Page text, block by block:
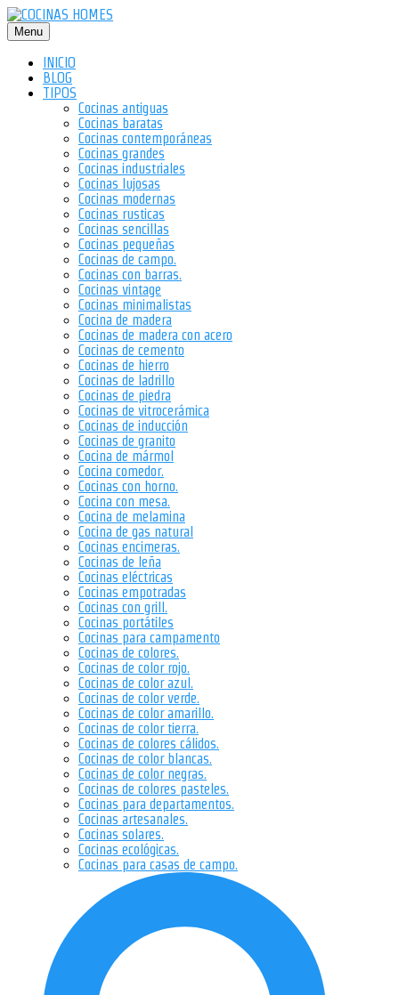
Saltar
al
contenido
Menu
INICIO
BLOG
TIPOS
Cocinas antiguas
Cocinas baratas
Cocinas contemporáneas
Cocinas grandes
Cocinas industriales
Cocinas lujosas
Cocinas modernas
Cocinas rusticas
Cocinas sencillas
Cocinas pequeñas
Cocinas de campo.
Cocinas con barras.
Cocinas vintage
Cocinas minimalistas
Cocina de madera
Cocinas de madera con acero
Cocinas de cemento
Cocinas de hierro
Cocinas de ladrillo
Cocinas de piedra
Cocinas de vitrocerámica
Cocinas de inducción
Cocinas de granito
Cocina de mármol
Cocina comedor.
Cocinas con horno.
Cocina con mesa.
Cocina de melamina
Cocina de gas natural
Cocinas encimeras.
Cocinas de leña
Cocinas eléctricas
Cocinas empotradas
Cocinas con grill.
Cocinas portátiles
Cocinas para campamento
Cocinas de colores.
Cocinas de color rojo.
Cocinas de color azul.
Cocinas de color verde.
Cocinas de color amarillo.
Cocinas de color tierra.
Cocinas de colores cálidos.
Cocinas de color blancas.
Cocinas de color negras.
Cocinas de colores pasteles.
Cocinas para departamentos.
Cocinas artesanales.
Cocinas solares.
Cocinas ecológicas.
Cocinas para casas de campo.